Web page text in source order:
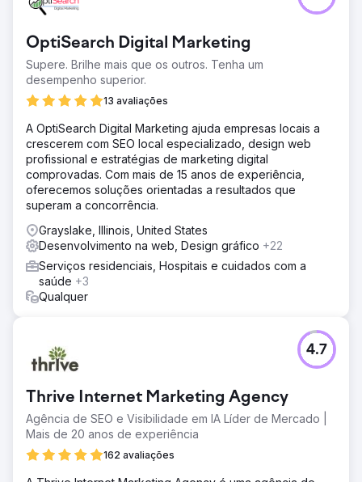
OptiSearch Digital Marketing
Supere. Brilhe mais que os outros. Tenha um
desempenho superior.
13 avaliações
A OptiSearch Digital Marketing ajuda empresas locais a
crescerem com SEO local especializado, design web
profissional e estratégias de marketing digital
comprovadas. Com mais de 15 anos de experiência,
oferecemos soluções orientadas a resultados que
superam a concorrência.
Grayslake, Illinois, United States
Desenvolvimento na web, Design gráfico +22
Serviços residenciais, Hospitais e cuidados com a
saúde +3
Qualquer
Thrive Internet Marketing Agency
Agência de SEO e Visibilidade em IA Líder de Mercado |
Mais de 20 anos de experiência
162 avaliações
4.7